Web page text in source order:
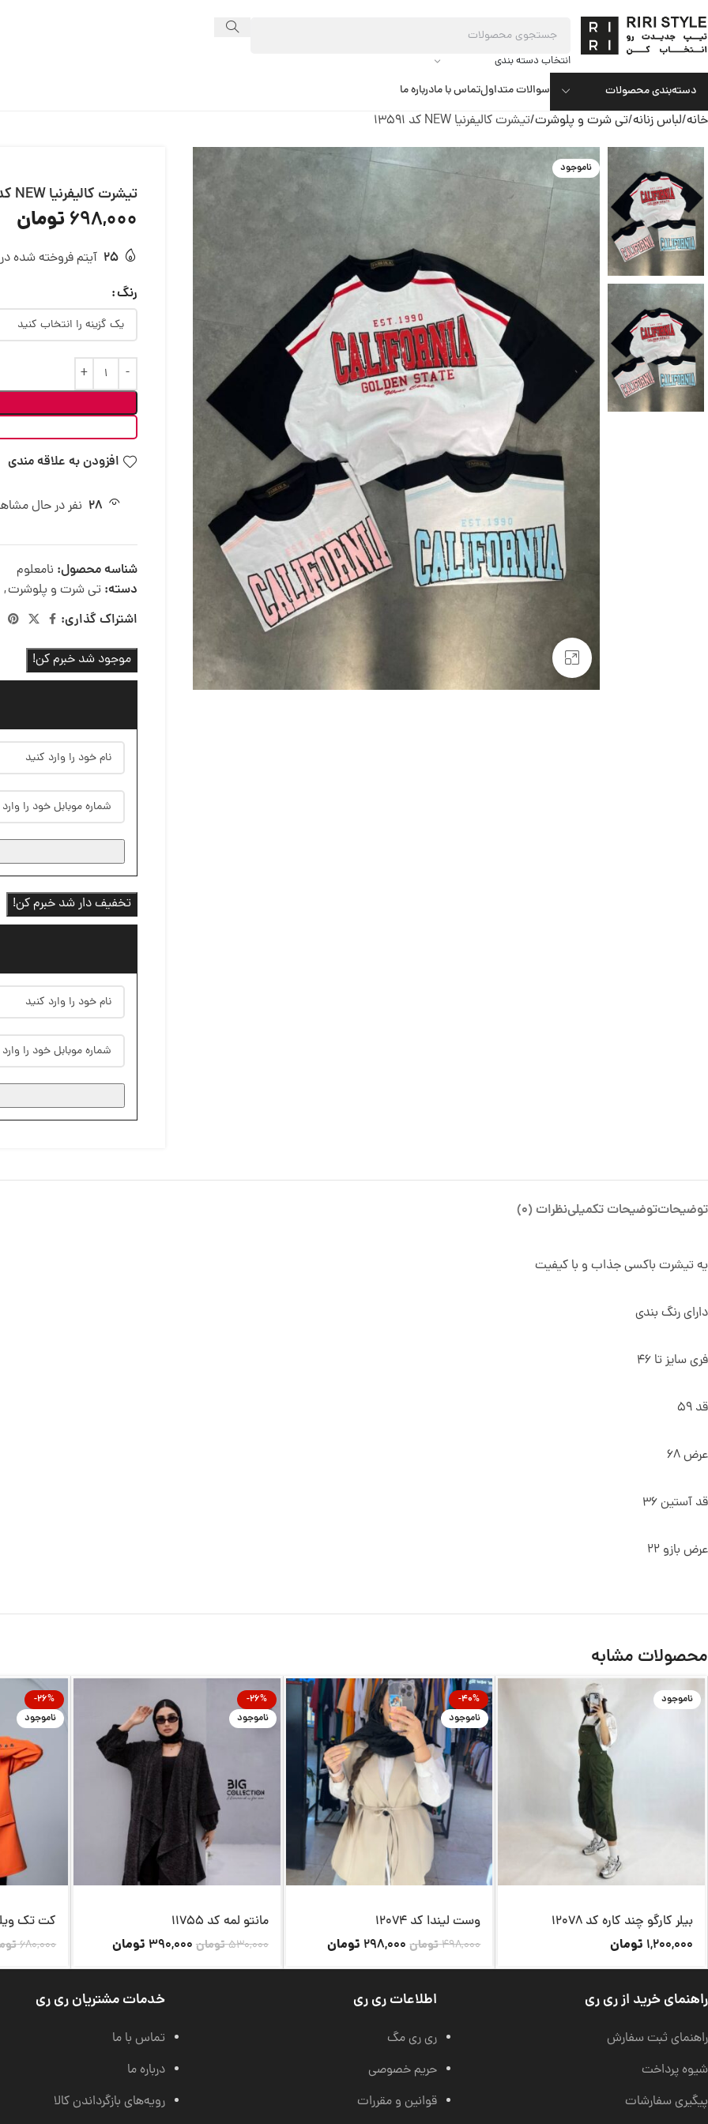
انتخاب دسته بندی
دسته‌بندی محصولات سوالات متداولتماس با مادرباره ما
خانه لباس زنانه تی شرت و پلوشرت تیشرت کالیفرنیا NEW کد 13591
ناموجود
تیشرت کالیفرنیا NEW کد 13591
698,000 تومان
25 آیتم فروخته شده در 24
رنگ
افزودن به علاقه مندی
28 نفر در حال
شناسه محصول: نامعلوم
دسته: تی شرت و پلوشرت,
اشتراک گذاری:
موجود شد خبرم کن!
تخفیف دار شد خبرم کن!
توضیحاتتوضیحات تکمیلینظرات (0)
یه تیشرت باکسی جذاب و با کیفیت
دارای رنگ بندی
فری سایز تا 46
قد 59
عرض 68
قد آستین 36
عرض بازو 22
محصولات مشابه
ناموجود
بیلر کارگو چند کاره کد 12078
1,200,000 تومان
-40%
ناموجود
وست لیندا کد 12074
498,000تومان 298,000 تومان
-26%
ناموجود
مانتو لمه کد 11755
530,000تومان 390,000 تومان
-26%
ناموجود
کت تک ویلی
680,000
راهنمای خرید از ری ری
راهنمای ثبت سفارش
شیوه پرداخت
پیگیری سفارشات
اطلاعات ری ری
ری ری مگ
حریم خصوصی
قوانین و مقررات
خدمات مشتریان ری ری
تماس با ما
درباره ما
رویه‌های بازگرداندن کالا